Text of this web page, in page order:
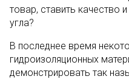
товар, ставить качество
угла?
В последнее время
гидроизоляционных
демонстрировать так